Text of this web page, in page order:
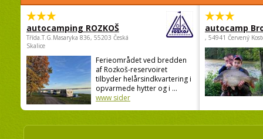
autocamping ROZKOŠ
Třída.T.G.Masaryka 836, 55203 Česká
Skalice
Ferieområdet ved bredden
af Rozkoš-reservoiret
tilbyder helårsindkvartering i
opvarmede hytter og i ...
www sider
autocamp
, 54941 Červený